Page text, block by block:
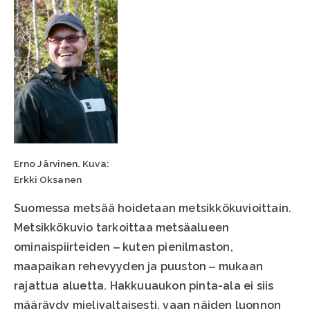
Erno Järvinen. Kuva:
Erkki Oksanen
Suomessa metsää hoidetaan metsikkökuvioittain.
Metsikkökuvio tarkoittaa metsäalueen
ominaispiirteiden ‒ kuten pienilmaston,
maapaikan rehevyyden ja puuston ‒ mukaan
rajattua aluetta. Hakkuuaukon pinta-ala ei siis
määräydy mielivaltaisesti, vaan näiden luonnon